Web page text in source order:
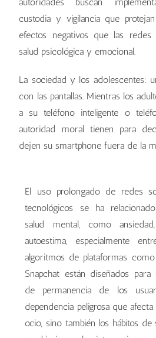
custodia y vigilancia que
efectos negativos que las
salud psicológica y emocional.
La sociedad y los adolescentes:
con las pantallas. Mientras los
a su teléfono inteligente o
autoridad moral tienen para
dejen su smartphone fuera de la
El uso prolongado de redes
tecnológicos se ha
salud mental, como
autoestima, especialmente
algoritmos de plataformas
Snapchat están diseñados
de permanencia de los
dependencia peligrosa que
ocio, sino también los hábitos